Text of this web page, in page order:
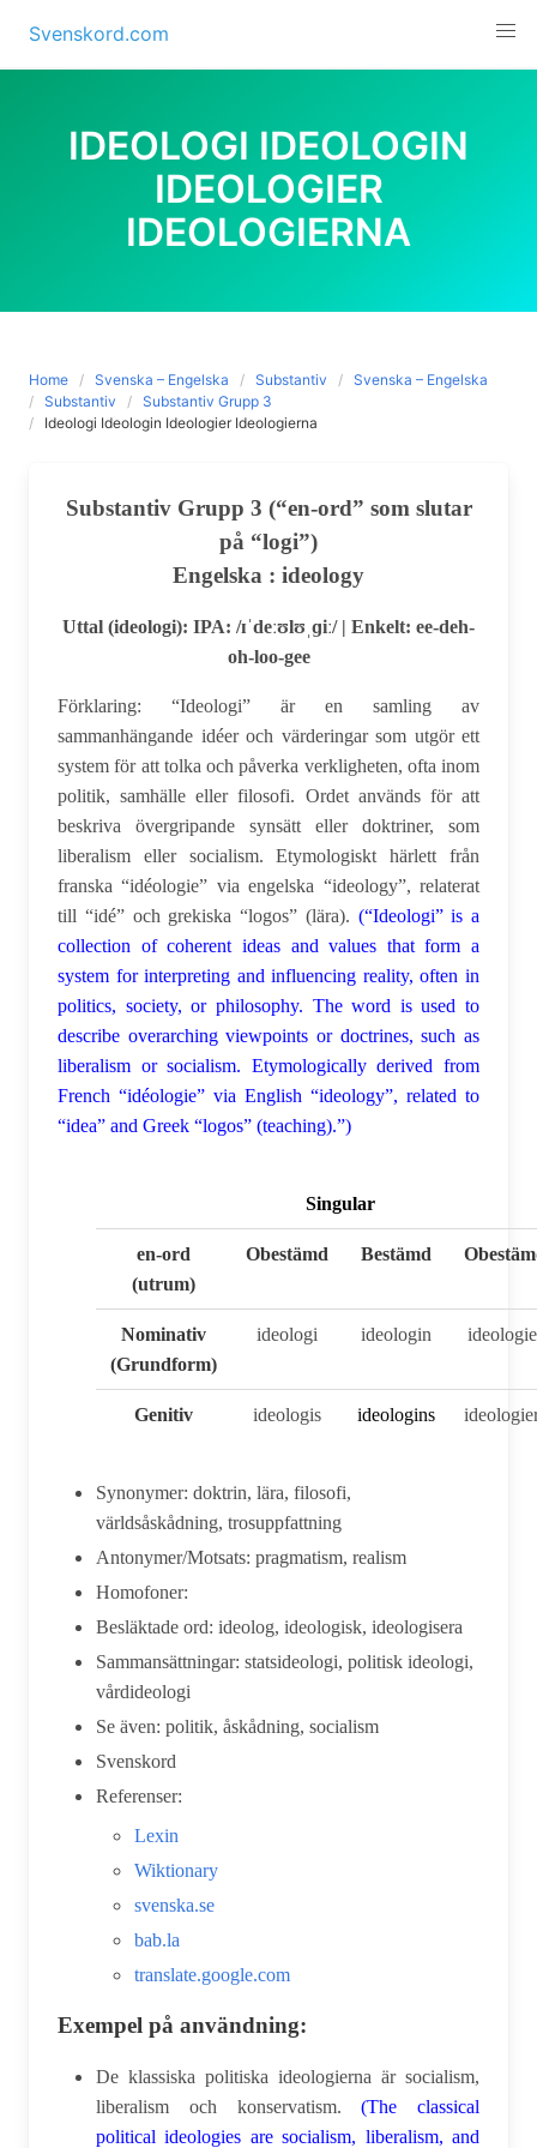
content
Svenskord.com
IDEOLOGI IDEOLOGIN
IDEOLOGIER
IDEOLOGIERNA
Home Svenska – Engelska Substantiv
Svenska – Engelska
Substantiv
Substantiv Grupp 3
Ideologi Ideologin Ideologier Ideologierna
Substantiv Grupp 3 (“en-ord” som slutar
på “logi”)
Engelska : ideology
Uttal (ideologi): IPA: /ɪˈdeːʊlʊˌɡiː/ | Enkelt: ee-deh-
oh-loo-gee
Förklaring: “Ideologi” är en samling av
sammanhängande idéer och värderingar som utgör ett
system för att tolka och påverka verkligheten, ofta inom
politik, samhälle eller filosofi. Ordet används för att
beskriva övergripande synsätt eller doktriner, som
liberalism eller socialism. Etymologiskt härlett från
franska “idéologie” via engelska “ideology”, relaterat
till “idé” och grekiska “logos” (lära). (“Ideologi” is a
collection of coherent ideas and values that form a
system for interpreting and influencing reality, often in
politics, society, or philosophy. The word is used to
describe overarching viewpoints or doctrines, such as
liberalism or socialism. Etymologically derived from
French “idéologie” via English “ideology”, related to
“idea” and Greek “logos” (teaching).”)
Singular
en-ord
(utrum)
Obestämd Bestämd
Nominativ
(Grundform)
ideologi ideologin
Genitiv ideologis ideologins
Synonymer: doktrin, lära, filosofi,
världsåskådning, trosuppfattning
Antonymer/Motsats: pragmatism, realism
Homofoner:
Besläktade ord: ideolog, ideologisk, ideologisera
Sammansättningar: statsideologi, politisk ideologi,
vårdideologi
Se även: politik, åskådning, socialism
Svenskord
Referenser:
Lexin
Wiktionary
svenska.se
bab.la
translate.google.com
Exempel på användning:
De klassiska politiska ideologierna är socialism,
liberalism och konservatism.(The classical
political ideologies are socialism, liberalism, and